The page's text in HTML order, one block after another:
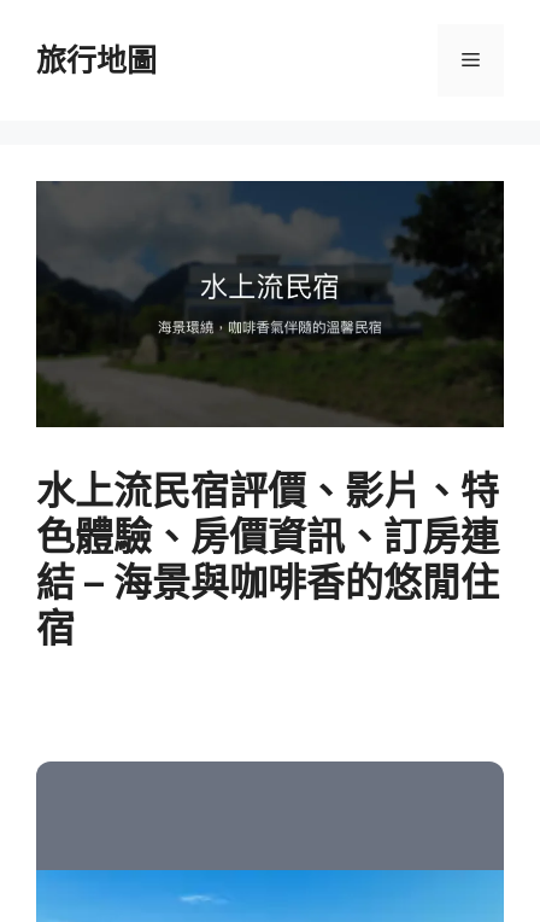
旅行地圖 選
水上流民宿評價、影片、特
色體驗、房價資訊、訂房連
結 – 海景與咖啡香的悠閒住
宿